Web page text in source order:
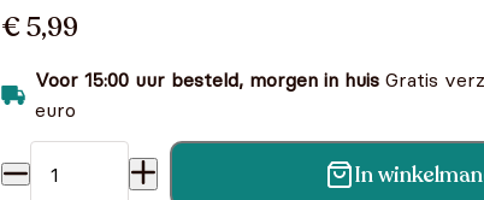
€ 5,99
Voor 15:00 uur besteld, morgen in huis Gratis
euro
Buurman & Buurman - Vakantieboek aantal
In